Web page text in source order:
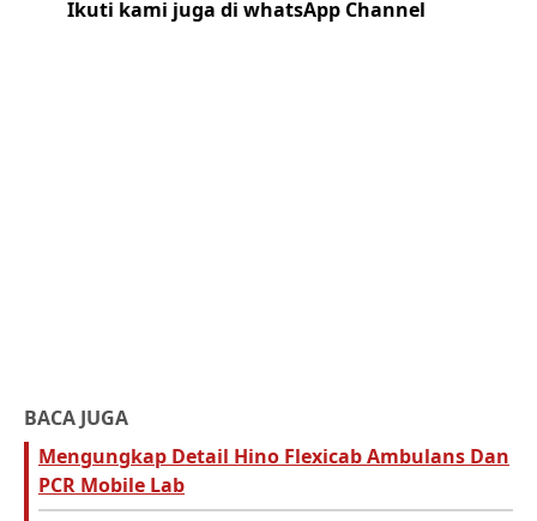
Ikuti kami juga di whatsApp Channel
BACA JUGA
Mengungkap Detail Hino Flexicab Ambulans Dan
PCR Mobile Lab